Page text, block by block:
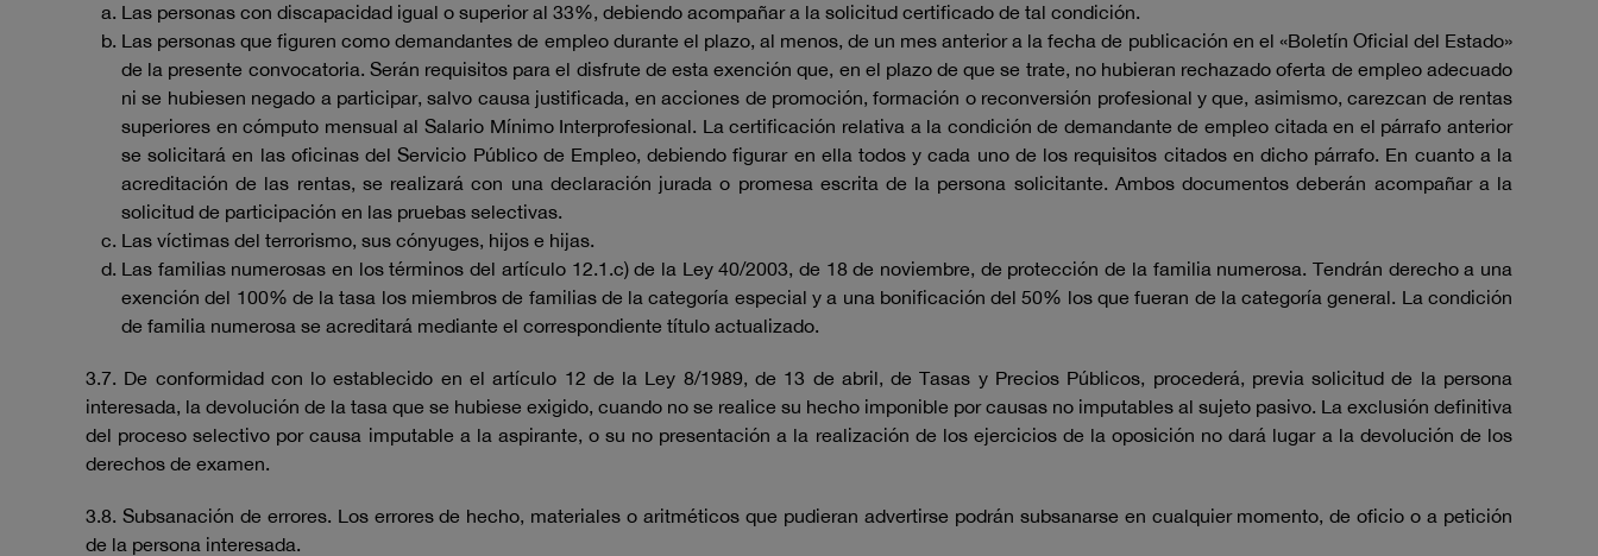
Las personas con discapacidad igual o superior al 33%, debiendo acompañar a la solicitud certificado de tal condición.
Las personas que figuren como demandantes de empleo durante el plazo, al menos, de un mes anterior a la fecha de publicación en el «Boletín Oficial del Estado»
de la presente convocatoria. Serán requisitos para el disfrute de esta exención que, en el plazo de que se trate, no hubieran rechazado oferta de empleo adecuado
ni se hubiesen negado a participar, salvo causa justificada, en acciones de promoción, formación o reconversión profesional y que, asimismo, carezcan de rentas
superiores en cómputo mensual al Salario Mínimo Interprofesional. La certificación relativa a la condición de demandante de empleo citada en el párrafo anterior
se solicitará en las oficinas del Servicio Público de Empleo, debiendo figurar en ella todos y cada uno de los requisitos citados en dicho párrafo. En cuanto a la
acreditación de las rentas, se realizará con una declaración jurada o promesa escrita de la persona solicitante. Ambos documentos deberán acompañar a la
solicitud de participación en las pruebas selectivas.
Las víctimas del terrorismo, sus cónyuges, hijos e hijas.
Las familias numerosas en los términos del artículo 12.1.c) de la Ley 40/2003, de 18 de noviembre, de protección de la familia numerosa. Tendrán derecho a una
exención del 100% de la tasa los miembros de familias de la categoría especial y a una bonificación del 50% los que fueran de la categoría general. La condición
de familia numerosa se acreditará mediante el correspondiente título actualizado.
3.7. De conformidad con lo establecido en el artículo 12 de la Ley 8/1989, de 13 de abril, de Tasas y Precios Públicos, procederá, previa solicitud de la persona
interesada, la devolución de la tasa que se hubiese exigido, cuando no se realice su hecho imponible por causas no imputables al sujeto pasivo. La exclusión definitiva
del proceso selectivo por causa imputable a la aspirante, o su no presentación a la realización de los ejercicios de la oposición no dará lugar a la devolución de los
derechos de examen.
3.8. Subsanación de errores. Los errores de hecho, materiales o aritméticos que pudieran advertirse podrán subsanarse en cualquier momento, de oficio o a petición
de la persona interesada.